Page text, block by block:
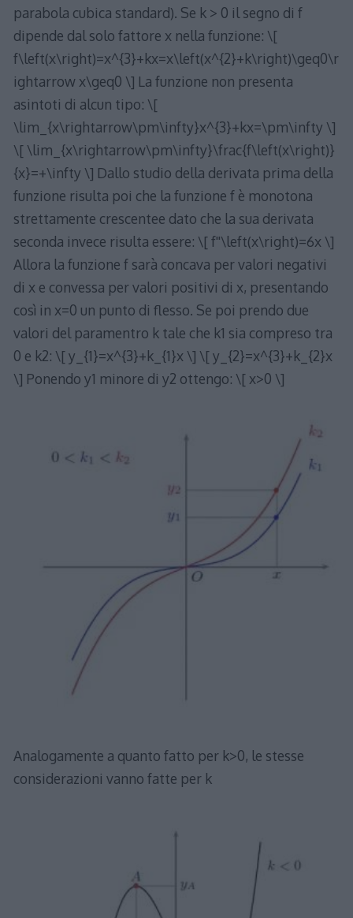
parabola cubica standard). Se k > 0 il segno di f
dipende dal solo fattore x nella funzione: \[
f\left(x\right)=x^{3}+kx=x\left(x^{2}+k\right)\geq0\r
ightarrow x\geq0 \] La funzione non presenta
asintoti di alcun tipo: \[
\lim_{x\rightarrow\pm\infty}x^{3}+kx=\pm\infty \]
\[ \lim_{x\rightarrow\pm\infty}\frac{f\left(x\right)}
{x}=+\infty \] Dallo studio della derivata prima della
funzione risulta poi che la funzione f è monotona
strettamente crescentee dato che la sua derivata
seconda invece risulta essere: \[ f''\left(x\right)=6x \]
Allora la funzione f sarà concava per valori negativi
di x e convessa per valori positivi di x, presentando
così in x=0 un punto di flesso. Se poi prendo due
valori del paramentro k tale che k1 sia compreso tra
0 e k2: \[ y_{1}=x^{3}+k_{1}x \] \[ y_{2}=x^{3}+k_{2}x
\] Ponendo y1 minore di y2 ottengo: \[ x>0 \]
Analogamente a quanto fatto per k>0, le stesse
considerazioni vanno fatte per k